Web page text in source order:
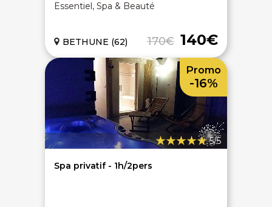
Essentiel, Spa & Beauté
170€ 140€
BETHUNE (62)
5/5
Spa privatif - 1h/2pers
Promo
-16%